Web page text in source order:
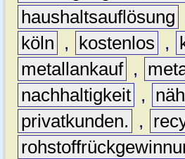
haushaltsauflösung
köln
, kostenlos ,
metallankauf ,
nachhaltigkeit ,
privatkunden.
,